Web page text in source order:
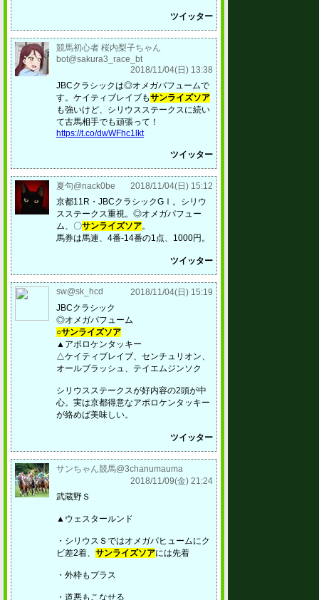
ツイッター
競馬初心者 桜内梨子ちゃん
bot@sakura3_race_bt
2018/11/04(日) 13:38
JBCクラシックは◎オメガパフュームで
す。ケイティブレイブもサンライズソア
も強いけど、シリウスステークスに続い
て古馬相手でも頑張って！
https://t.co/dwWFhc1lkt
ツイッター
夏句@nack0be
2018/11/04(日) 15:12
京都11R・JBCクラシックGⅠ。シリウ
スステークス重視。◎オメガパフュー
ム、〇サンライズソア。
馬券は馬連、4番‐14番の1点、1000円。
ツイッター
sw@sk_hcd
2018/11/04(日) 15:19
JBCクラシック
◎オメガパフューム
○サンライズソア
▲アポロケンタッキー
△ケイティブレイブ、センチュリオン、
オールブラッシュ、テイエムジンソク
シリウスステークスが好内容の2頭が中
心。実は京都得意なアポロケンタッキー
が絡めば美味しい。
ツイッター
サンちゃん競馬@3chanumauma
2018/11/09(金) 21:24
武蔵野Ｓ
▲ウェスタールンド
・シリウスＳではオメガパヒュームにク
ビ差2着、 サンライズソアには先着
・外枠もプラス
・道悪もこなせる